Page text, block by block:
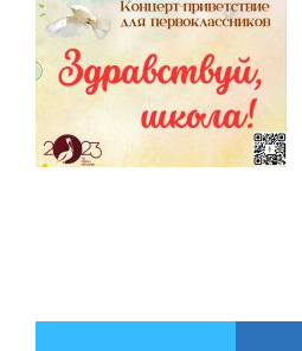
ОТЗЫВЫ